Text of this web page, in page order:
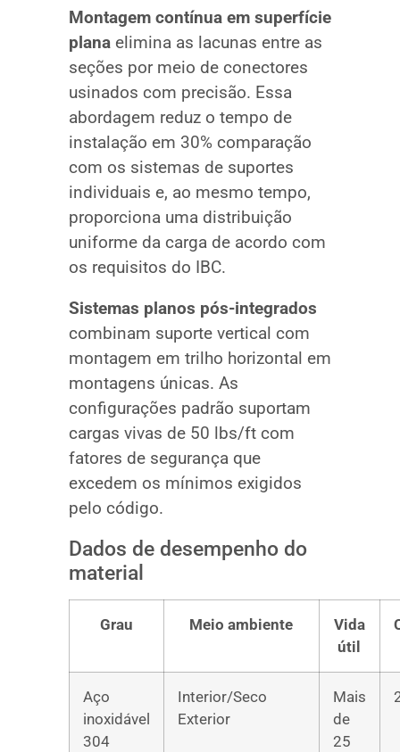
Montagem contínua em superfície
planaelimina as lacunas entre as
seções por meio de conectores
usinados com precisão. Essa
abordagem reduz o tempo de
instalação em 30% comparação
com os sistemas de suportes
individuais e, ao mesmo tempo,
proporciona uma distribuição
uniforme da carga de acordo com
os requisitos do IBC.
Sistemas planos pós-integrados
combinam suporte vertical com
montagem em trilho horizontal em
montagens únicas. As
configurações padrão suportam
cargas vivas de 50 lbs/ft com
fatores de segurança que
excedem os mínimos exigidos
pelo código.
Dados de desempenho do
material
Grau Meio ambiente
Vida
útil
Aço
inoxidável
304
Interior/Seco
Exterior
Mais
de
25